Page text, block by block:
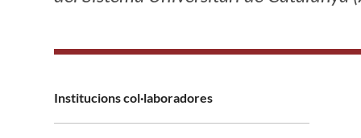
Institucions col·laboradores